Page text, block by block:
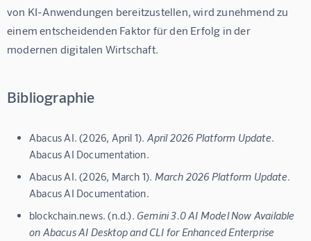
von KI-Anwendungen bereitzustellen, wird zunehmend zu
einem entscheidenden Faktor für den Erfolg in der
Bibliographie
Abacus AI. (2026, April 1). April 2026 Platform Update.
Abacus AI Documentation.
Abacus AI. (2026, March 1). March 2026 Platform Update.
Abacus AI Documentation.
blockchain.news. (n.d.). Gemini 3.0 AI Model Now Available
on Abacus AI Desktop and CLI for Enhanced Enterprise